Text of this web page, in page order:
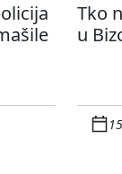
Tko
u